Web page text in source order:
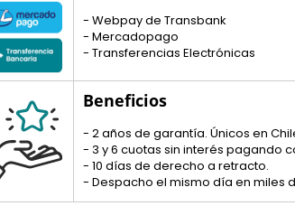
- Webpay de Transbank
- Mercadopago
- Transferencias Electrónicas
Beneficios
- 2 años de garantía. Únicos en
- 3 y 6 cuotas sin interés pagando
- 10 días de derecho a retracto.
- Despacho el mismo día en miles